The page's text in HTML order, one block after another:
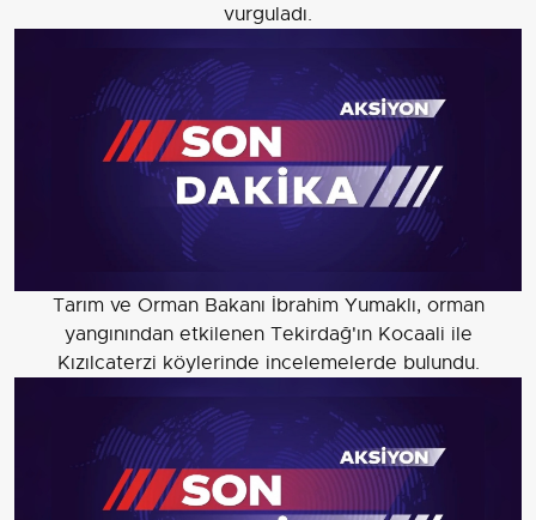
vurguladı.
Tarım ve Orman Bakanı İbrahim Yumaklı, orman
yangınından etkilenen Tekirdağ'ın Kocaali ile
Kızılcaterzi köylerinde incelemelerde bulundu.